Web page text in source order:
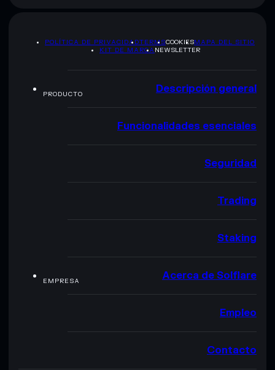
POLÍTICA DE PRIVACIDADTERMSCOOKIESMAPA DEL SITIO
KIT DE MARCA NEWSLETTER
PRODUCTO Descripción general
Funcionalidades esenciales
Seguridad
Trading
Staking
EMPRESA Acerca de Solflare
Empleo
Contacto